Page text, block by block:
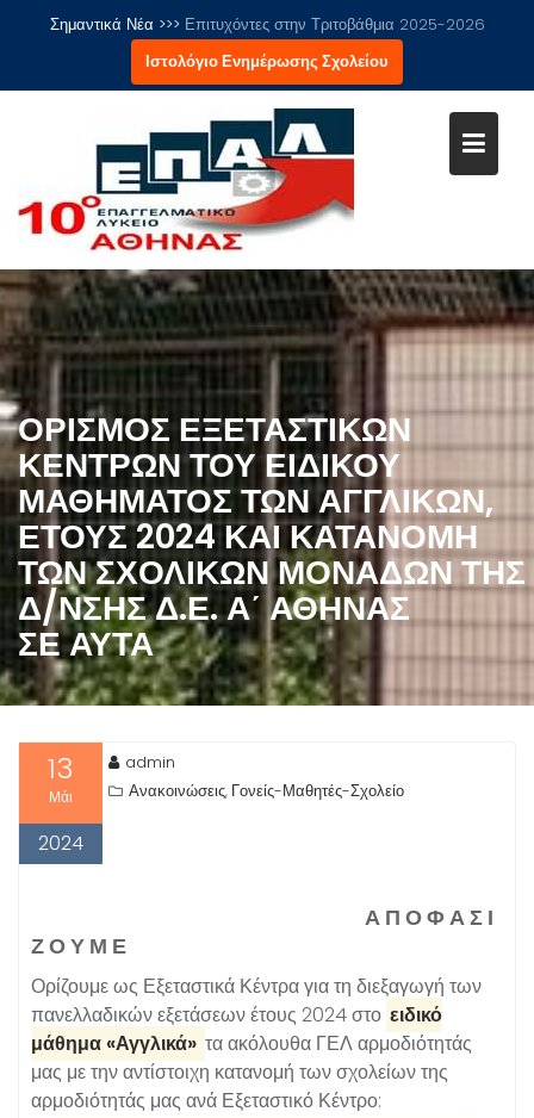
Σημαντικά Νέα >>> Επιτυχόντες στην Τριτοβάθμια 2025-2026
Ιστολόγιο Ενημέρωσης Σχολείου
ΟΡΙΣΜΌΣ ΕΞΕΤΑΣΤΙΚΏΝ
ΚΈΝΤΡΩΝ ΤΟΥ ΕΙΔΙΚΟΎ
ΜΑΘΉΜΑΤΟΣ ΤΩΝ ΑΓΓΛΙΚΏΝ,
ΈΤΟΥΣ 2024 ΚΑΙ ΚΑΤΑΝΟΜΉ
ΤΩΝ ΣΧΟΛΙΚΏΝ ΜΟΝΆΔΩΝ ΤΗΣ
Δ/ΝΣΗΣ Δ.Ε. Α΄ ΑΘΉΝΑΣ
ΣΕ ΑΥΤΆ
13
Μάι
2024
admin
Ανακοινώσεις, Γονείς-Μαθητές-Σχολείο
Α Π Ο Φ Α Σ Ι
Ζ Ο Υ Μ Ε
Ορίζουμε ως Εξεταστικά Κέντρα για τη διεξαγωγή των
πανελλαδικών εξετάσεων έτους 2024 στο ειδικό
μάθημα «Αγγλικά» τα ακόλουθα ΓΕΛ αρμοδιότητάς
μας με την αντίστοιχη κατανομή των σχολείων της
αρμοδιότητάς μας ανά Εξεταστικό Κέντρο: